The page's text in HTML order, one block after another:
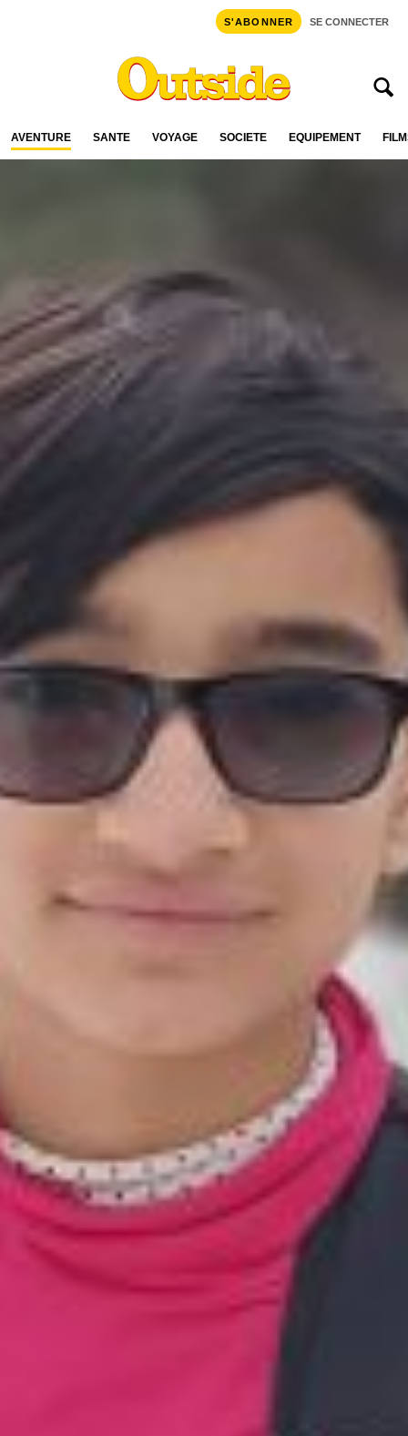
S'ABONNER SE CONNECTER
AVENTURE SANTÉ VOYAGE SOCIÉTÉ ÉQUIPEMENT